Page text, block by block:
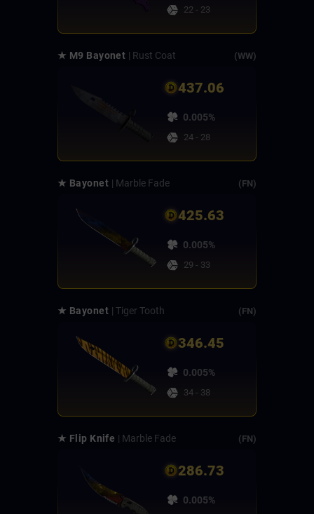
22 - 23
★ M9 Bayonet | Rust Coat (WW)
437.06
0.005%
24 - 28
★ Bayonet | Marble Fade (FN)
425.63
0.005%
29 - 33
★ Bayonet | Tiger Tooth (FN)
346.45
0.005%
34 - 38
★ Flip Knife | Marble Fade (FN)
286.73
0.005%